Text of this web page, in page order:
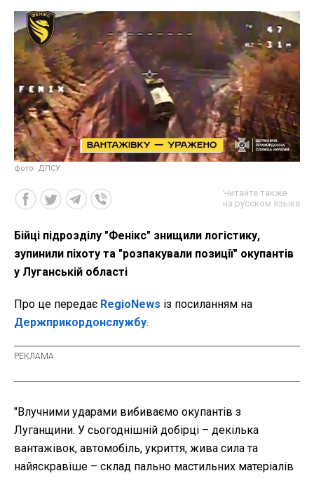
фото: ДПСУ
Читайте также
на русском языке
Бійці підрозділу "Фенікс" знищили логістику,
зупинили піхоту та "розпакували позиції" окупантів
у Луганській області
Про це передає RegioNews із посиланням на
Держприкордонслужбу.
"Влучними ударами вибиваємо окупантів з
Луганщини. У сьогоднішній добірці – декілька
вантажівок, автомобіль, укриття, жива сила та
найяскравіше – склад пально мастильних матеріалів